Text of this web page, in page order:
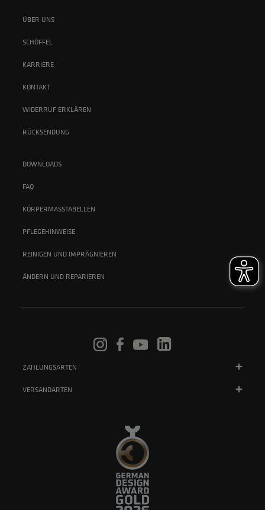
ÜBER UNS
SCHÖFFEL
KARRIERE
KONTAKT
WIDERRUF ERKLÄREN
RÜCKSENDUNG
DOWNLOADS
FAQ
KÖRPERMASSTABELLEN
PFLEGEHINWEISE
REINIGEN UND IMPRÄGNIEREN
ÄNDERN UND REPARIEREN
ZAHLUNGSARTEN
VERSANDARTEN